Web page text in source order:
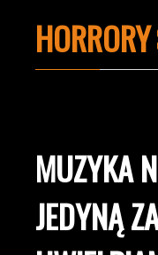
HORRORY
MUZYKA
JEDYNĄ